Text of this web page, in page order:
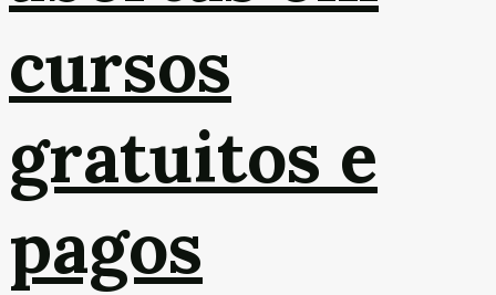
cursos
gratuitos e
pagos